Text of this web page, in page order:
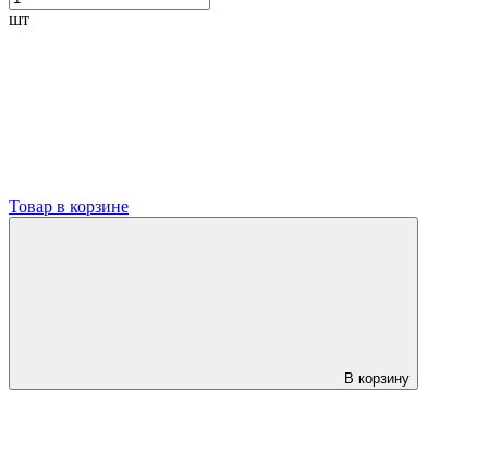
шт
Товар в корзине
В корзину